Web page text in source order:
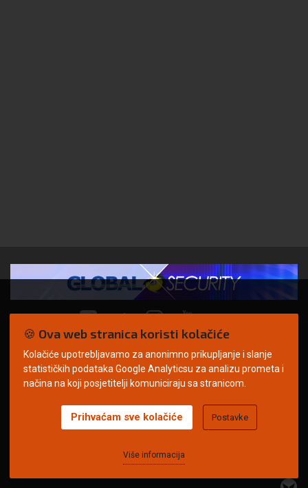
© Copyright 2026. | ARILEO
Uvjeti korištenja Politika privatnosti
Impressum
🍪 Ova web stranica koristi kolačiće
Kolačiće upotrebljavamo za anonimno prikupljanje i slanje
statističkih podataka Google Analyticsu za analizu prometa i
načina na koji posjetitelji komuniciraju sa stranicom.
Više informacija
Prihvaćam sve kolačiće Postavke